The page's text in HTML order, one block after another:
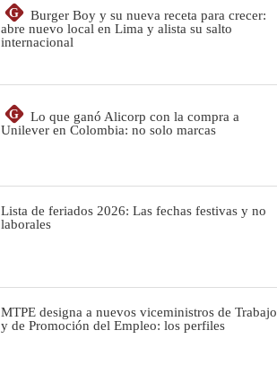
G
Burger Boy y su nueva receta para crecer:
abre nuevo local en Lima y alista su salto
internacional
G
Lo que ganó Alicorp con la compra a
Unilever en Colombia: no solo marcas
Lista de feriados 2026: Las fechas festivas y no
laborales
MTPE designa a nuevos viceministros de Trabajo
y de Promoción del Empleo: los perfiles